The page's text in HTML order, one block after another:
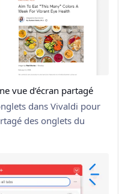
vue d’écran partagé
dans Vivaldi pour
des onglets du